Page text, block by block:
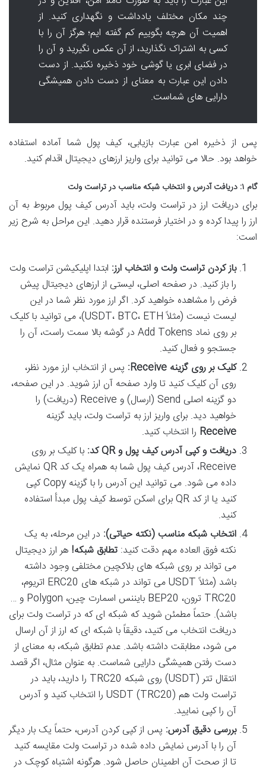
چند مکان مختلف یادداشت و نگهداری کنید. از
اهمیت آن هرچه بگوییم کم گفته ایم؛ هرگز آن را با
کسی به اشتراک نگذارید، از آن عکس نگیرید و آن را
در فضای ابری یا گوشی خود ذخیره نکنید. از دست
دادن این عبارت به معنای از دست دادن همیشگی
دارایی های شماست.
پس از ذخیره امن عبارت بازیابی، کیف پول شما آماده استفاده
خواهد بود. حالا می توانید برای واریز ارزهای دیجیتال اقدام کنید.
گام ۱: دریافت آدرس و انتخاب شبکه مناسب در تراست ولت
برای دریافت ارز در تراست ولت، باید آدرس کیف پول مربوط به آن
ارز را پیدا کرده و در اختیار فرستنده قرار دهید. این مراحل به شرح زیر
است:
باز کردن تراست ولت و انتخاب ارز: ابتدا اپلیکیشن تراست ولت
را باز کنید. در صفحه اصلی، لیستی از ارزهای دیجیتال پیش
فرض را مشاهده خواهید کرد. اگر ارز مورد نظر شما در این
لیست نیست (مثلاً USDT، BTC، ETH)، می توانید با کلیک
بر روی نماد Add Tokens در گوشه بالا سمت راست، آن را
جستجو و فعال کنید.
کلیک بر روی گزینه Receive:
پس از انتخاب ارز مورد نظر،
روی آن کلیک کنید تا وارد صفحه آن ارز شوید. در این صفحه،
دو گزینه اصلی Send (ارسال) و Receive (دریافت) را
خواهید دید. برای واریز ارز به تراست ولت، باید گزینه
Receive را انتخاب کنید.
دریافت و کپی آدرس کیف پول و QR کد:
با کلیک بر روی
Receive، آدرس کیف پول شما به همراه یک کد QR نمایش
داده می شود. می توانید این آدرس را با گزینه Copy کپی
کنید یا از کد QR برای اسکن توسط کیف پول مبدأ استفاده
کنید.
انتخاب شبکه مناسب (نکته حیاتی): در این مرحله، به یک
نکته فوق العاده مهم دقت کنید: تطابق شبکه! هر ارز دیجیتال
می تواند بر روی شبکه های بلاکچین مختلفی وجود داشته
باشد (مثلاً USDT می تواند در شبکه های ERC20 اتریوم،
TRC20 ترون، BEP20 بایننس اسمارت چین، Polygon و …
باشد). حتماً مطمئن شوید که شبکه ای که در تراست ولت برای
دریافت انتخاب می کنید، دقیقاً با شبکه ای که ارز از آن ارسال
می شود، مطابقت داشته باشد. عدم تطابق شبکه، به معنای از
دست رفتن همیشگی دارایی شماست. به عنوان مثال، اگر قصد
انتقال تتر (USDT) روی شبکه TRC20 را دارید، باید در
تراست ولت هم USDT (TRC20) را انتخاب کنید و آدرس
آن را کپی نمایید.
بررسی دقیق آدرس: پس از کپی کردن آدرس، حتماً یک بار دیگر
آن را با آدرس نمایش داده شده در تراست ولت مقایسه کنید
تا از صحت آن اطمینان حاصل شود. هرگونه اشتباه کوچک در